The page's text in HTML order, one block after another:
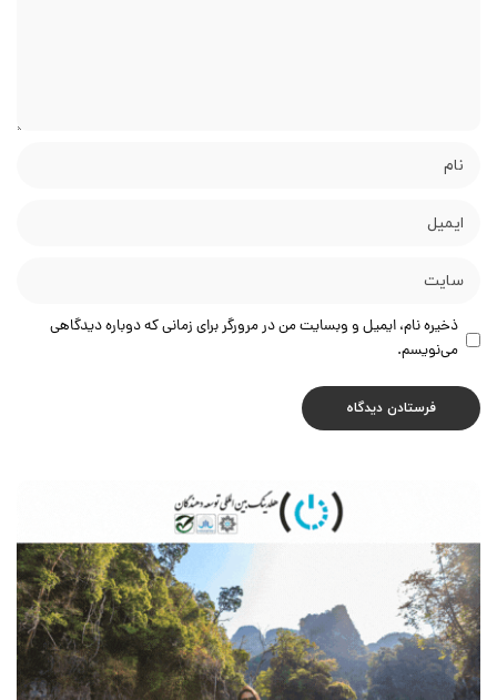
ذخیره نام، ایمیل و وبسایت من در مرورگر برای زمانی که دوباره دیدگاهی
می‌نویسم.